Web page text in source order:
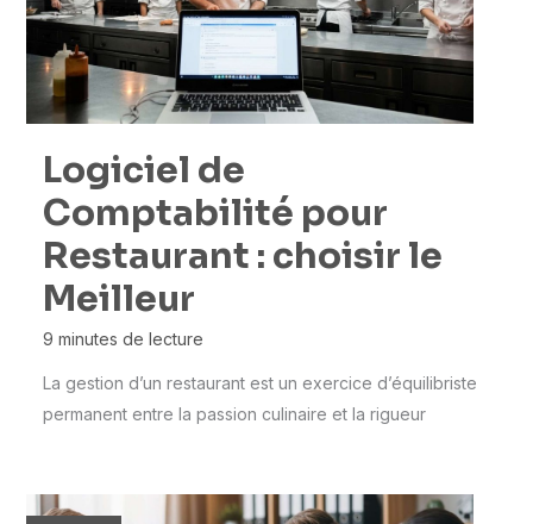
Logiciel de
Comptabilité pour
Restaurant : choisir le
Meilleur
9 minutes de lecture
La gestion d’un restaurant est un exercice d’équilibriste
permanent entre la passion culinaire et la rigueur